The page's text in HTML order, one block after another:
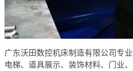
广东沃田数控机床制造有限公司专
电梯、道具展示、装饰材料、门业